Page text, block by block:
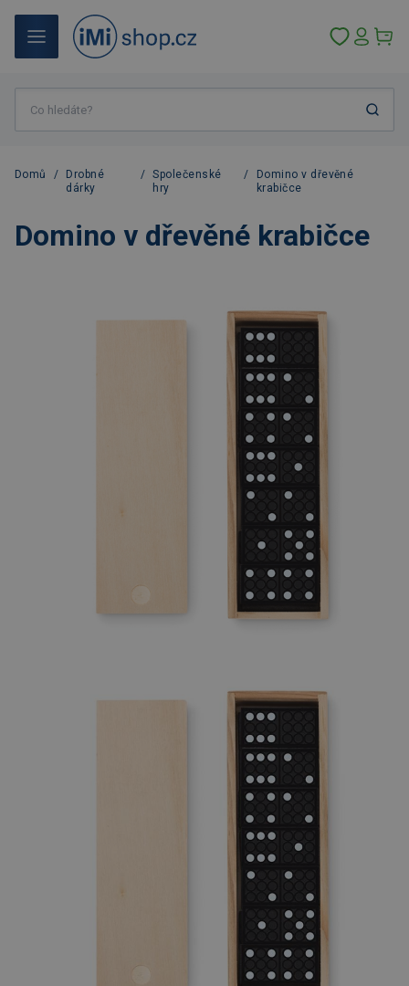
Domů /
Drobné
dárky
/ Společenské
hry
/
Domino v dřevěné
krabičce
Domino v dřevěné krabičce